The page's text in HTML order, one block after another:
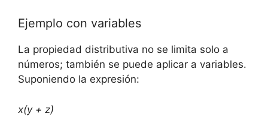
Ejemplo con ‍variables
La propiedad distributiva no se limita solo⁣ a
⁢números; también se​ puede aplicar a‌ variables.
Suponiendo la expresión:
x(y + z)